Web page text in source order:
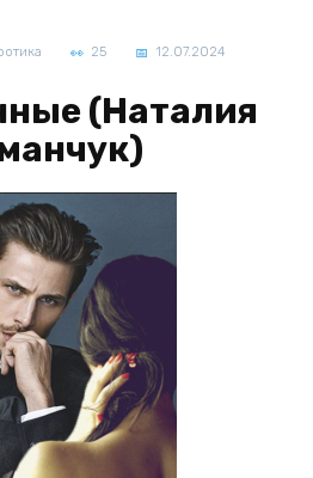
25 12.07.2024
(Наталия